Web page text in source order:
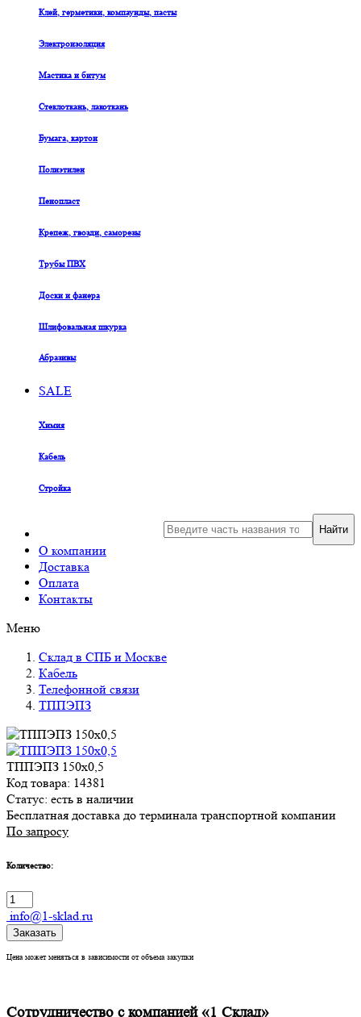
Клей, герметики, компаунды, пасты
Электроизоляция
Мастика и битум
Стеклоткань, лакоткань
Бумага, картон
Полиэтилен
Пенопласт
Крепеж, гвозди, саморезы
Трубы ПВХ
Доски и фанера
Шлифовальная шкурка
Абразивы
SALE
Химия
Кабель
Стройка
О компании
Доставка
Оплата
Контакты
Найти
Меню
Склад в СПБ и Москве
Кабель
Телефонной связи
ТППЭПЗ
ТППЭПЗ 150х0,5
Код товара: 14381
Статус: есть в наличии
Бесплатная доставка до терминала транспортной компании
По запросу
Количество:
info@1-sklad.ru
Заказать
Цена может меняться в зависимости от объема закупки
Сотрудничество с компанией «1 Склад»